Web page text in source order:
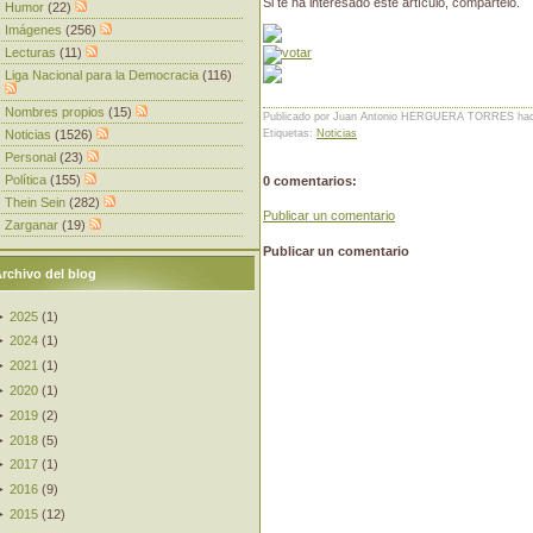
Publicado por Juan Antonio HERGUERA TORRES
Etiquetas: Noticias
0 comentarios:
Publicar un comentario
Publicar un comentario
Humor (22)
Imágenes (256)
Lecturas (11)
Liga Nacional para la Democracia (116)
Nombres propios (15)
Noticias (1526)
Personal (23)
Política (155)
Thein Sein (282)
Zarganar (19)
del blog
2025 (1)
2024 (1 )
2021 (1)
2020 (1)
2019 (2)
2018 (5)
2017 (1 )
2016 (9)
2015 (12)